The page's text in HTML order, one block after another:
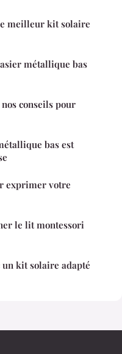
meilleur kit solaire
métallique bas
conseils pour
bas est
exprimer votre
le lit montessori
kit solaire adapté